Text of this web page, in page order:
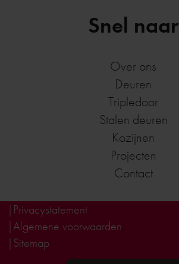
Snel naar
Over ons
Deuren
Tripledoor
Stalen deuren
Kozijnen
Projecten
Contact
Privacystatement
Algemene voorwaarden
Sitemap